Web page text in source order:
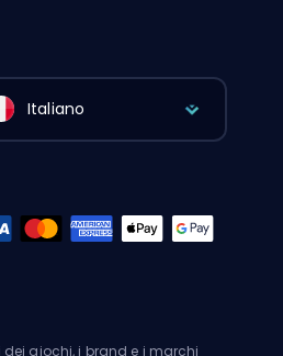
Italiano
dei giochi, i brand e i marchi